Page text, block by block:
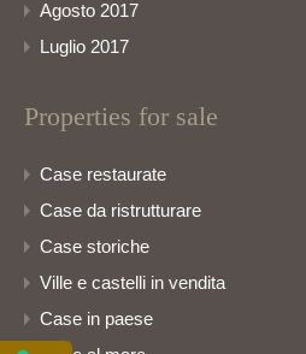
Agosto 2017
Luglio 2017
Properties for sale
Case restaurate
Case da ristrutturare
Case storiche
Ville e castelli in vendita
Case in paese